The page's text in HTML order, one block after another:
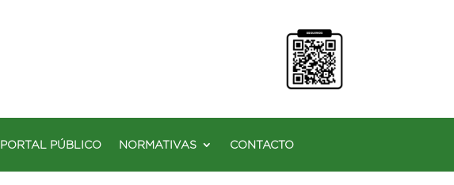
PORTAL PÚBLICO NORMATIVAS CONTACTO